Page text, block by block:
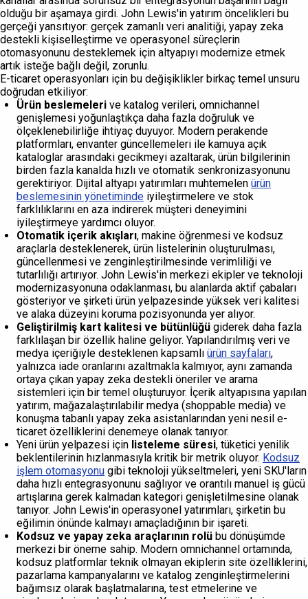
olduğu bir aşamaya girdi. John Lewis'in yatırım öncelikleri bu
gerçeği yansıtıyor: gerçek zamanlı veri analitiği, yapay zeka
destekli kişiselleştirme ve operasyonel süreçlerin
otomasyonunu desteklemek için altyapıyı modernize etmek
artık isteğe bağlı değil, zorunlu.
E-ticaret operasyonları için bu değişiklikler birkaç temel unsuru
doğrudan etkiliyor:
Ürün beslemeleri ve katalog verileri, omnichannel
genişlemesi yoğunlaştıkça daha fazla doğruluk ve
ölçeklenebilirliğe ihtiyaç duyuyor. Modern perakende
platformları, envanter güncellemeleri ile kamuya açık
kataloglar arasındaki gecikmeyi azaltarak, ürün bilgilerinin
birden fazla kanalda hızlı ve otomatik senkronizasyonunu
gerektiriyor. Dijital altyapı yatırımları muhtemelen ürün
beslemesinin yönetiminde iyileştirmelere ve stok
farklılıklarını en aza indirerek müşteri deneyimini
iyileştirmeye yardımcı oluyor.
Otomatik içerik akışları, makine öğrenmesi ve kodsuz
araçlarla desteklenerek, ürün listelerinin oluşturulması,
güncellenmesi ve zenginleştirilmesinde verimliliği ve
tutarlılığı artırıyor. John Lewis'in merkezi ekipler ve teknoloji
modernizasyonuna odaklanması, bu alanlarda aktif çabaları
gösteriyor ve şirketi ürün yelpazesinde yüksek veri kalitesi
ve alaka düzeyini koruma pozisyonunda yer alıyor.
Geliştirilmiş kart kalitesi ve bütünlüğü giderek daha fazla
farklılaşan bir özellik haline geliyor. Yapılandırılmış veri ve
medya içeriğiyle desteklenen kapsamlı ürün sayfaları,
yalnızca iade oranlarını azaltmakla kalmıyor, aynı zamanda
ortaya çıkan yapay zeka destekli öneriler ve arama
sistemleri için bir temel oluşturuyor. İçerik altyapısına yapılan
yatırım, mağazalaştırılabilir medya (shoppable media) ve
konuşma tabanlı yapay zeka asistanlarından yeni nesil e-
ticaret özelliklerini denemeye olanak tanıyor.
Yeni ürün yelpazesi için listeleme süresi, tüketici yenilik
beklentilerinin hızlanmasıyla kritik bir metrik oluyor. Kodsuz
işlem otomasyonu gibi teknoloji yükseltmeleri, yeni SKU'ların
daha hızlı entegrasyonunu sağlıyor ve orantılı manuel iş gücü
artışlarına gerek kalmadan kategori genişletilmesine olanak
tanıyor. John Lewis'in operasyonel yatırımları, şirketin bu
eğilimin önünde kalmayı amaçladığının bir işareti.
Kodsuz ve yapay zeka araçlarının rolü bu dönüşümde
merkezi bir öneme sahip. Modern omnichannel ortamında,
kodsuz platformlar teknik olmayan ekiplerin site özelliklerini,
pazarlama kampanyalarını ve katalog zenginleştirmelerini
bağımsız olarak başlatmalarına, test etmelerine ve